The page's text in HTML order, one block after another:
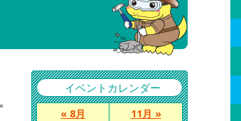
イベントカレンダー
« 8月 11月 »